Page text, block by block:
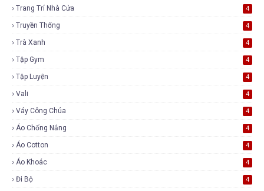
Trang Trí Nhà Cửa 4
Truyền Thống 4
Trà Xanh 4
Tập Gym 4
Tập Luyện 4
Vali 4
Váy Công Chúa 4
Áo Chống Nắng 4
Áo Cotton 4
Áo Khoác 4
Đi Bộ 4